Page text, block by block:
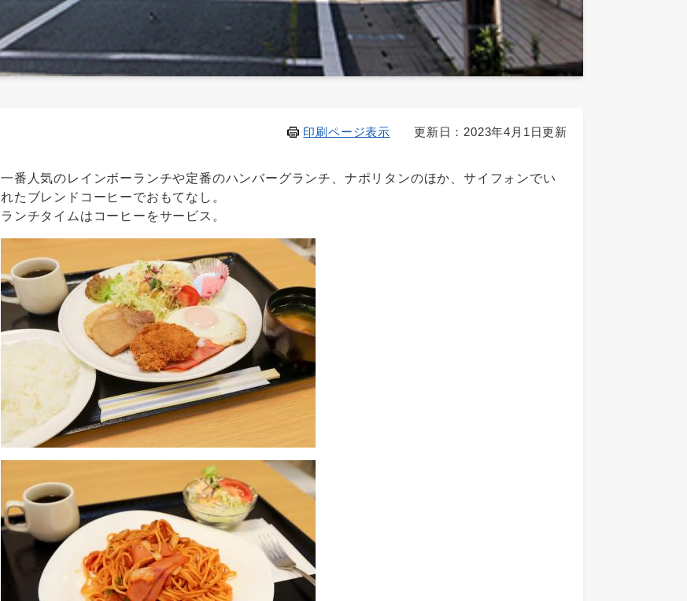
更新日：2023年4月1日更新
印刷ページ表示
一番人気のレインボーランチや定番のハンバーグランチ、ナポリタンのほか、サイフォンでい
れたブレンドコーヒーでおもてなし。
ランチタイムはコーヒーをサービス。